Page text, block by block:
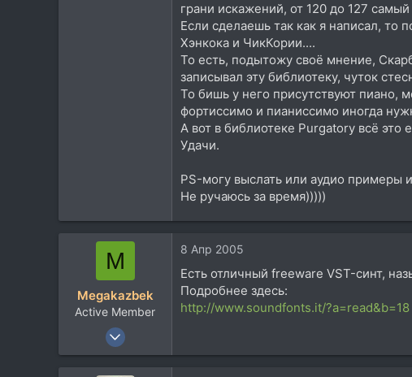
грани искажений, от 120 до 127
Если сделаешь так как я написал, то
Хэнкока и ЧикКории....
То есть, подытожу своё мнение,
записывал эту библиотеку, чуток
То бишь у него присутствуют пиано,
фортиссимо и пианиссимо иногда
А вот в библиотеке Purgatory всё это
Удачи.
PS-могу выслать или аудио примеры
Не ручаюсь за время)))))
M
Megakazbek
Active Member
14 Дек 2004
719
8 Апр 2005
Есть отличный freeware VST-синт,
Подробнее здесь:
http://www.soundfonts.it/?a=read&b=18